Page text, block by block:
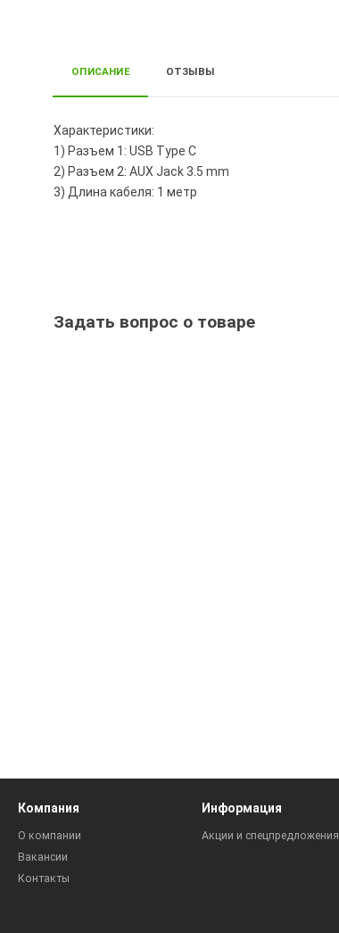
ОПИСАНИЕ ОТЗЫВЫ
Характеристики:
1) Разъем 1: USB Type C
2) Разъем 2: AUX Jack 3.5 mm
3) Длина кабеля: 1 метр
Задать вопрос о товаре
Компания
О компании
Вакансии
Контакты
Информация
Акции и спецпредложения